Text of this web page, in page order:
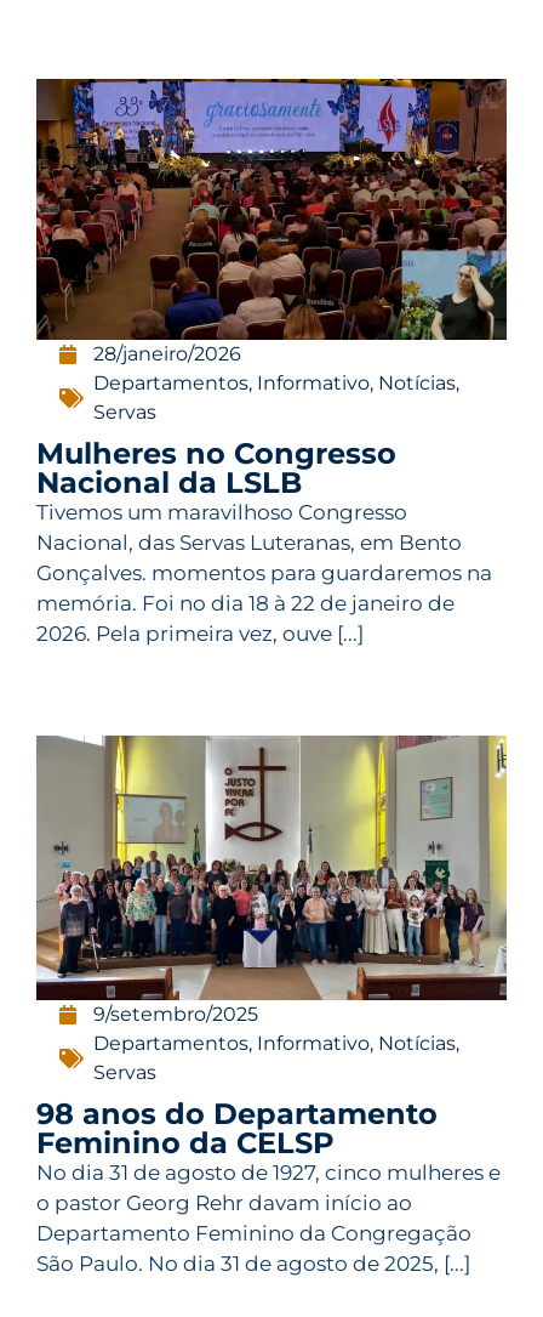
28/janeiro/2026
Departamentos, Informativo, Notícias,
Servas
Mulheres no Congresso
Nacional da LSLB
Tivemos um maravilhoso Congresso
Nacional, das Servas Luteranas, em Bento
Gonçalves. momentos para guardaremos na
memória. Foi no dia 18 à 22 de janeiro de
2026. Pela primeira vez, ouve [...]
9/setembro/2025
Departamentos, Informativo, Notícias,
Servas
98 anos do Departamento
Feminino da CELSP
No dia 31 de agosto de 1927, cinco mulheres e
o pastor Georg Rehr davam início ao
Departamento Feminino da Congregação
São Paulo. No dia 31 de agosto de 2025, [...]